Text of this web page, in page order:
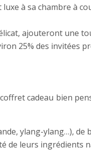
à sa chambre à
ajouteront une
25% des invitées
cadeau bien
ylang-ylang…), de
de leurs ingrédients